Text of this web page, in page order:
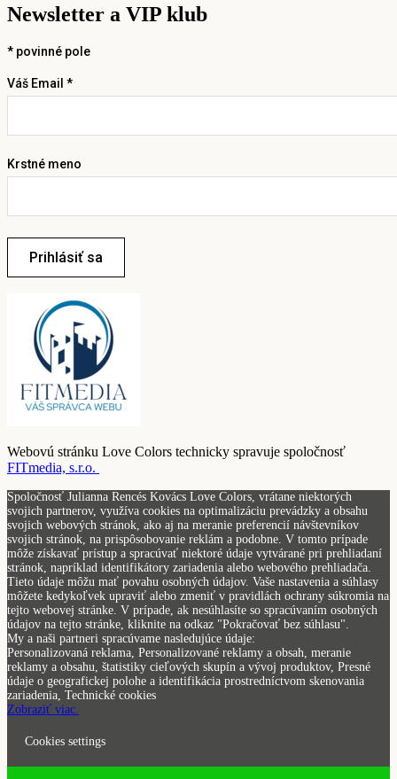
Newsletter a VIP klub
* povinné pole
Váš Email *
Krstné meno
Prihlásiť sa
Webovú stránku Love Colors technicky spravuje spoločnosť
FITmedia, s.r.o.
Spoločnosť Julianna Rencés Kovács Love Colors, vrátane niektorých
svojich partnerov, využíva cookies na optimalizáciu prevádzky a obsahu
svojich webových stránok, ako aj na meranie preferencií návštevníkov
svojich stránok, na prispôsobovanie reklám a podobne. V tomto prípade
môže získavať prístup a spracúvať niektoré údaje vytvárané pri prehliadaní
stránok, napríklad identifikátory zariadenia alebo webového prehliadača.
Tieto údaje môžu mať povahu osobných údajov. Vaše nastavenia a súhlasy
môžete kedykoľvek upraviť alebo zmeniť v pravidlách ochrany súkromia na
tejto webovej stránke. V prípade, ak nesúhlasíte so spracúvaním osobných
údajov na tejto stránke, kliknite na odkaz "Pokračovať bez súhlasu".
My a naši partneri spracúvame nasledujúce údaje:
Personalizovaná reklama, Personalizované reklamy a obsah, meranie
reklamy a obsahu, štatistiky cieľových skupín a vývoj produktov, Presné
údaje o geografickej polohe a identifikácia prostredníctvom skenovania
zariadenia, Technické cookies
Zobraziť viac.
Cookies settings